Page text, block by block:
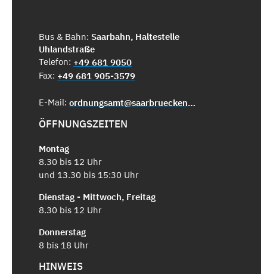
Bus & Bahn: Saarbahn, Haltestelle
Uhlandstraße
Telefon: +49 681 9050
Fax: +49 681 905-3579
E-Mail: ordnungsamt@saarbruecken.de
ÖFFNUNGSZEITEN
Montag
8.30 bis 12 Uhr
und 13.30 bis 15:30 Uhr
Dienstag - Mittwoch, Freitag
8.30 bis 12 Uhr
Donnerstag
8 bis 18 Uhr
HINWEIS